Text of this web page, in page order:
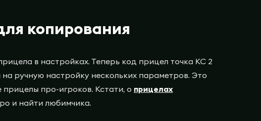
копирования
в настройках. Теперь код прицел точка КС 2
ручную настройку нескольких параметров. Это
про-игроков. Кстати, о прицелах
и найти любимчика.